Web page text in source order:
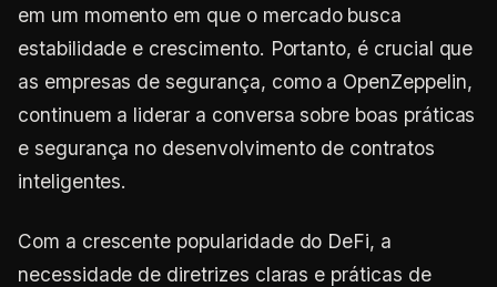
em um momento em que o mercado busca
estabilidade e crescimento. Portanto, é crucial que
as empresas de segurança, como a OpenZeppelin,
continuem a liderar a conversa sobre boas práticas
e segurança no desenvolvimento de contratos
inteligentes.
Com a crescente popularidade do DeFi, a
necessidade de diretrizes claras e práticas de